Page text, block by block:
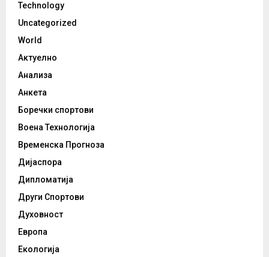
Technology
Uncategorized
World
Актуелно
Анализа
Анкета
Боречки спортови
Воена Технологија
Временска Прогноза
Дијаспора
Дипломатија
Други Спортови
Духовност
Европа
Екологија